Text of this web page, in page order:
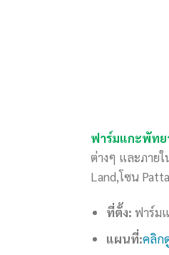
ฟาร์มแกะพัทย
ต่างๆ และภาย
Land,โซน
ที่ตั้ง:ฟาร์ม
แผนที่:คลิก